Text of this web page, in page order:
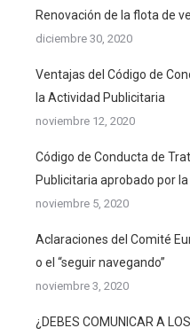
Renovación de la flota de
diciembre 30, 2020
Ventajas del Código de
la Actividad Publicitaria
noviembre 12, 2020
Código de Conducta de
Publicitaria aprobado por la
noviembre 5, 2020
Aclaraciones del Comité
o el “seguir navegando”
noviembre 3, 2020
¿DEBES COMUNICAR A